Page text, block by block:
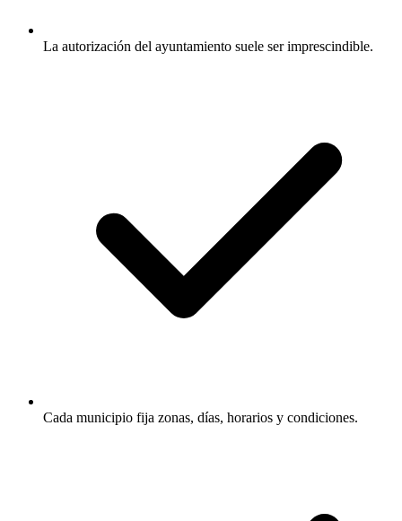
La autorización del ayuntamiento suele ser imprescindible.
Cada municipio fija zonas, días, horarios y condiciones.